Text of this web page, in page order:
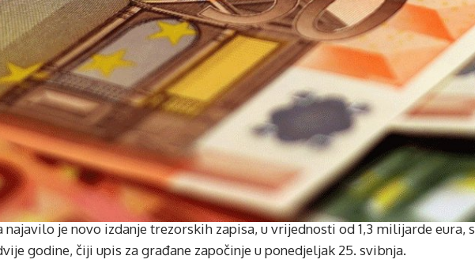
je novo izdanje trezorskih zapisa, u vrijednosti od 1,3 milijarde eura, s
godine, čiji upis za građane započinje u ponedjeljak 25. svibnja.